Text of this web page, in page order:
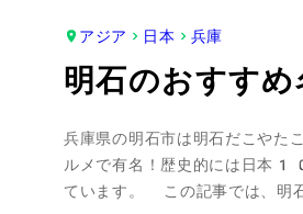
アジア 日本 兵庫
明石のおすす
兵庫県の明石市は明石だこやた
ルメで有名！歴史的には日本
ています。 この記事では、明